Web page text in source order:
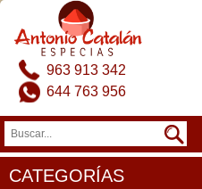
963 913 342
644 763 956
CATEGORÍAS